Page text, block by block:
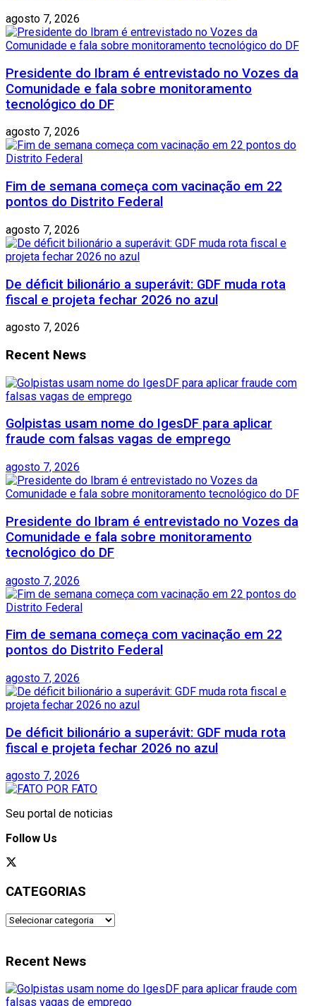
agosto 7, 2026
Presidente do Ibram é entrevistado no Vozes da
Comunidade e fala sobre monitoramento
tecnológico do DF
agosto 7, 2026
Fim de semana começa com vacinação em 22
pontos do Distrito Federal
agosto 7, 2026
De déficit bilionário a superávit: GDF muda rota
fiscal e projeta fechar 2026 no azul
agosto 7, 2026
Recent News
Golpistas usam nome do IgesDF para aplicar
fraude com falsas vagas de emprego
agosto 7, 2026
Presidente do Ibram é entrevistado no Vozes da
Comunidade e fala sobre monitoramento
tecnológico do DF
agosto 7, 2026
Fim de semana começa com vacinação em 22
pontos do Distrito Federal
agosto 7, 2026
De déficit bilionário a superávit: GDF muda rota
fiscal e projeta fechar 2026 no azul
agosto 7, 2026
Seu portal de noticias
Follow Us
CATEGORIAS
CATEGORIAS
Recent News